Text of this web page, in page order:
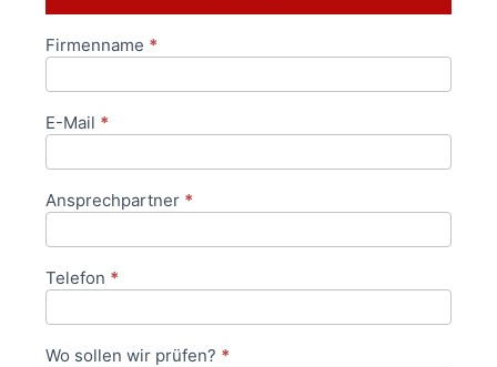
Anfrageformular
Firmenname *
E-Mail *
Ansprechpartner *
Telefon *
Wo sollen wir prüfen? *